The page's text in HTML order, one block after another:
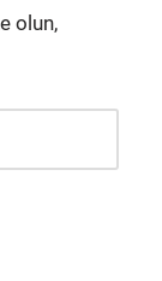
olun,